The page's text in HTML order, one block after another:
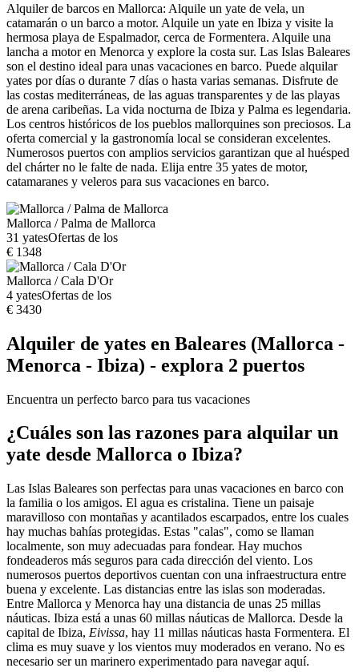
Alquiler de barcos en Mallorca: Alquile un yate de vela, un
catamarán o un barco a motor. Alquile un yate en Ibiza y visite la
hermosa playa de Espalmador, cerca de Formentera. Alquile una
lancha a motor en Menorca y explore la costa sur. Las Islas Baleares
son el destino ideal para unas vacaciones en barco. Puede alquilar
yates por días o durante 7 días o hasta varias semanas. Disfrute de
las costas mediterráneas, de las aguas transparentes y de las playas
de arena caribeñas. La vida nocturna de Ibiza y Palma es legendaria.
Los centros históricos de los pueblos mallorquines son preciosos. La
oferta comercial y la gastronomía local se consideran excelentes.
Numerosos puertos con amplios servicios garantizan que al huésped
del chárter no le falte de nada. Elija entre 35 yates de motor,
catamaranes y veleros para sus vacaciones en barco.
Mallorca / Palma de Mallorca
31 yatesOfertas de los
€ 1348
Mallorca / Cala D'Or
4 yatesOfertas de los
€ 3430
Alquiler de yates en Baleares (Mallorca -
Menorca - Ibiza) - explora 2 puertos
Encuentra un perfecto barco para tus vacaciones
¿Cuáles son las razones para alquilar un
yate desde Mallorca o Ibiza?
Las Islas Baleares son perfectas para unas vacaciones en barco con
la familia o los amigos. El agua es cristalina. Tiene un paisaje
maravilloso con montañas y acantilados escarpados, entre los cuales
hay muchas bahías protegidas. Estas "calas", como se llaman
localmente, son muy adecuadas para fondear. Hay muchos
fondeaderos más seguros para cada dirección del viento. Los
numerosos puertos deportivos cuentan con una infraestructura entre
buena y excelente. Las distancias entre las islas son moderadas.
Entre Mallorca y Menorca hay una distancia de unas 25 millas
náuticas. Ibiza está a unas 60 millas náuticas de Mallorca. Desde la
capital de Ibiza, Eivissa, hay 11 millas náuticas hasta Formentera. El
clima es muy suave y los vientos muy moderados en verano. No es
necesario ser un marinero experimentado para navegar aquí.